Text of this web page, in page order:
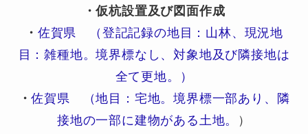
・仮杭設置及び図面作成
・ 佐賀県 （登記記録の地目：山林、現況地
目：雑種地。境界標なし、対象地及び隣接地は
全て更地。）
・佐賀県 （地目：宅地。境界標一部あり、隣
接地の一部に建物がある土地。
）